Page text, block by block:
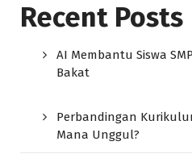
Recent Posts
AI Membantu Siswa
Bakat
Perbandingan
Mana Unggul?